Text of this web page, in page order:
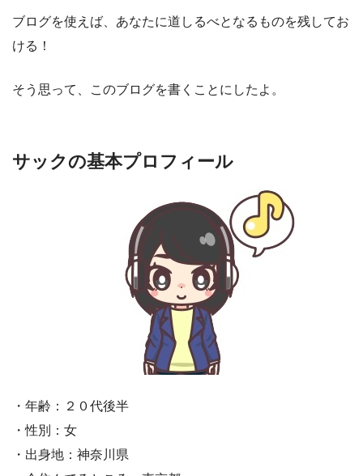
ブログを使えば、あなたに道しるべとなるものを残してお
ける！
そう思って、このブログを書くことにしたよ。
サックの基本プロフィール
・年齢：２０代後半
・性別：女
・出身地：神奈川県